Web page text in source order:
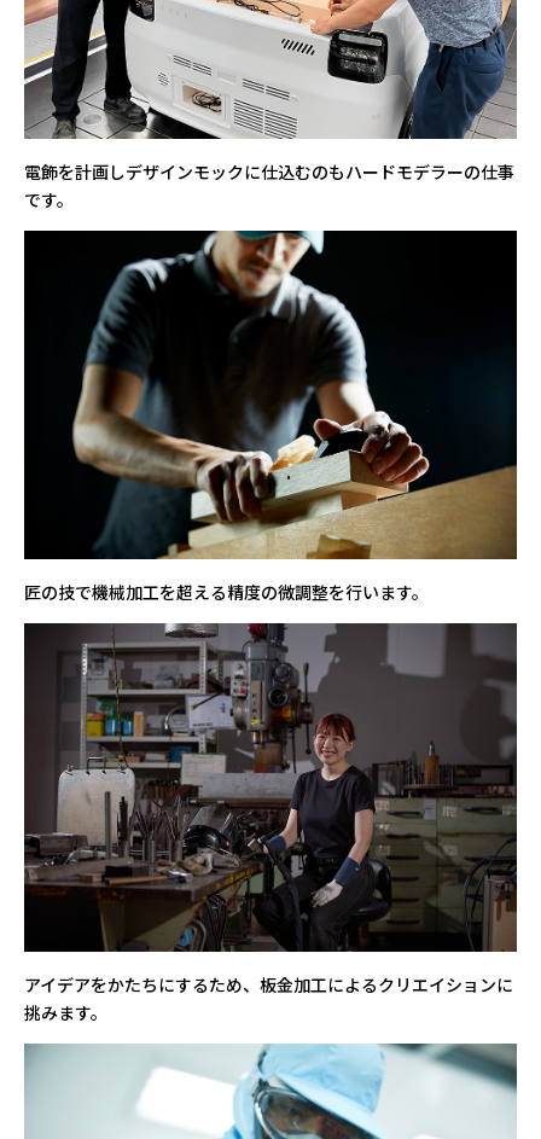
電飾を計画しデザインモックに仕込むのもハードモデラーの仕事
です。
匠の技で機械加工を超える精度の微調整を行います。
アイデアをかたちにするため、板金加工によるクリエイションに
挑みます。